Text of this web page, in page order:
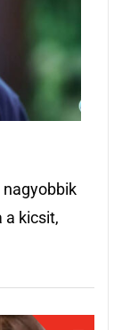
nagyobbik
a kicsit,